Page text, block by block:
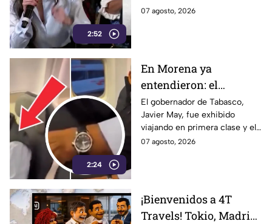
2:52
Estudio de Reuters coloca a
07 agosto, 2026
2:24
En Morena ya
entendieron: el
problema no es viajar
en primera clase… ¡es
que te graben!
El gobernador de Tabasco,
Javier May, fue exhibido
viajando en primera clase y el
tema llegó hasta la dirigencia
07 agosto, 2026
¡Bienvenidos a 4T
Travels! Tokio, Madrid,